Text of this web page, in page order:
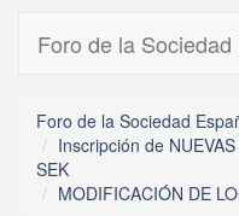
Foro de la
Foro de la Sociedad
Inscripción de
SEK
MODIFICACIÓN DE